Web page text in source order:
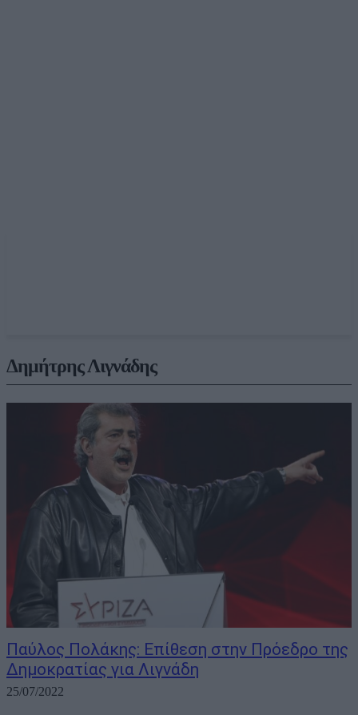
Δημήτρης Λιγνάδης
Παύλος Πολάκης: Επίθεση στην Πρόεδρο της
Δημοκρατίας για Λιγνάδη
25/07/2022